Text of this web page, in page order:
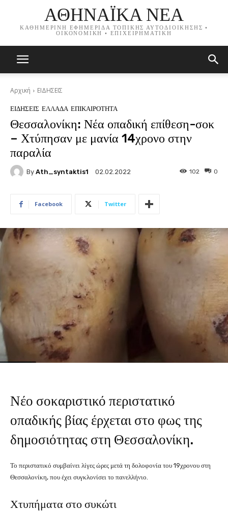
ΑΘΗΝΑΪΚΑ ΝΕΑ
ΚΑΘΗΜΕΡΙΝΗ ΕΦΗΜΕΡΙΔΑ ΤΟΠΙΚΗΣ ΑΥΤΟΔΙΟΙΚΗΣΗΣ •
ΟΙΚΟΝΟΜΙΚΗ • ΕΠΙΧΕΙΡΗΜΑΤΙΚΗ
Αρχική ΕΙΔΗΣΕΙΣ
ΕΙΔΗΣΕΙΣ ΕΛΛΑΔΑ ΕΠΙΚΑΙΡΟΤΗΤΑ
Θεσσαλονίκη: Νέα οπαδική επίθεση-σοκ
– Χτύπησαν με μανία 14χρονο στην
παραλία
By Ath_syntaktis1 02.02.2022 0
102
Facebook Twitter
Νέο σοκαριστικό περιστατικό
οπαδικής βίας έρχεται στο φως της
δημοσιότητας στη Θεσσαλονίκη.
Το περιστατικό συμβαίνει λίγες ώρες μετά τη δολοφονία του 19χρονου στη
Θεσσαλονίκη, που έχει συγκλονίσει το πανελλήνιο.
Χτυπήματα στο συκώτι